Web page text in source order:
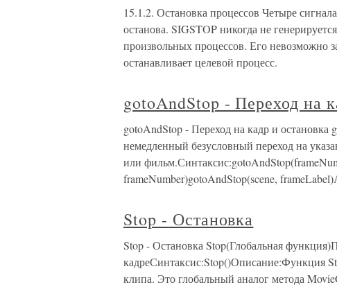
15.1.2. Остановка процессов Четыре
останова. SIGSTOP никогда не
произвольных процессов. Его невозможно
останавливает целевой процесс.
gotoAndStop - Переход на
gotoAndStop - Переход на кадр и
немедленный безусловный переход на
или
frameNumber)gotoAndStop(scene,
Stop - Остановка
Stop - Остановка Stop(Глобальная
кадреСинтаксис:Stop()Описание:Функция
клипа. Это глобальный аналог метода